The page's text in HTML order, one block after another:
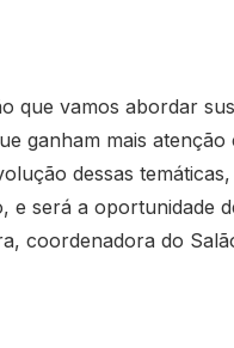
que vamos abordar
ganham mais
dessas
e será a oportunidade
coordenadora do